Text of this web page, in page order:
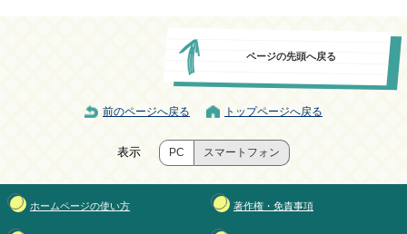
ページの先頭へ戻る
前のページへ戻る トップページへ戻る
表示 PC スマートフォン
ホームページの使い方 著作権・免責事項